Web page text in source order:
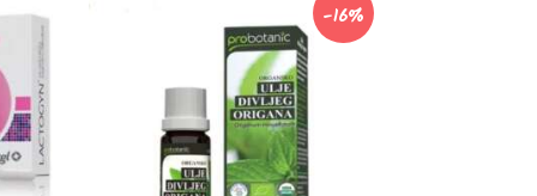
-16%